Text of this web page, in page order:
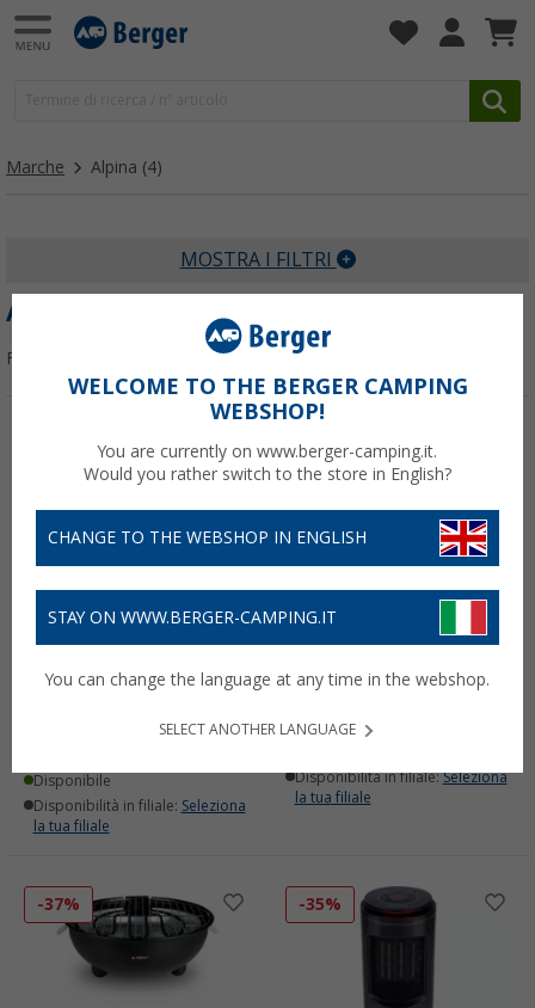
Marche Alpina (4)
MOSTRA I FILTRI
ALPINA
Filtrare per:
Alpina
Disponibile
Disponibilità in filiale: Seleziona
la tua filiale
-16%
Piastra tostapane Alpina
bianco/nero
Disponibilità in filiale:Seleziona
la tua filiale
-37% -35%
WELCOME TO THE BERGER CAMPING
WEBSHOP!
You are currently on www.berger-camping.it.
Would you rather switch to the store in English?
CHANGE TO THE WEBSHOP IN ENGLISH
STAY ON WWW.BERGER-CAMPING.IT
You can change the language at any time in the webshop.
SELECT ANOTHER LANGUAGE